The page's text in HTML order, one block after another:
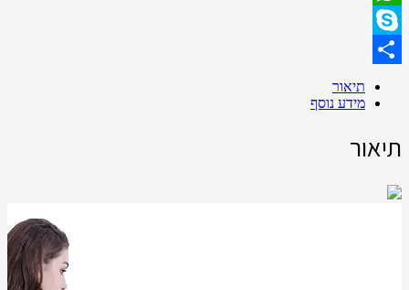
WhatsApp
Skype
תיאור
מידע נוסף
תיאור